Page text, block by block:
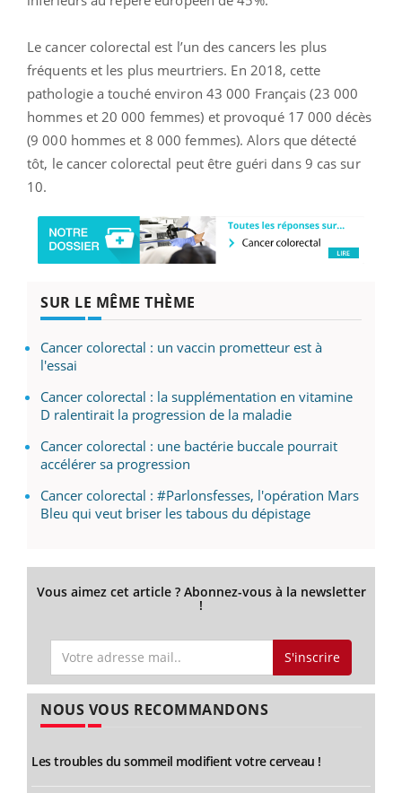
Le cancer colorectal est l’un des cancers les plus
fréquents et les plus meurtriers. En 2018, cette
pathologie a touché environ 43 000 Français (23 000
hommes et 20 000 femmes) et provoqué 17 000 décès
(9 000 hommes et 8 000 femmes). Alors que détecté
tôt, le cancer colorectal peut être guéri dans 9 cas sur
10.
SUR LE MÊME THÈME
Cancer colorectal : un vaccin prometteur est à
l'essai
Cancer colorectal : la supplémentation en vitamine
D ralentirait la progression de la maladie
Cancer colorectal : une bactérie buccale pourrait
accélérer sa progression
Cancer colorectal : #Parlonsfesses, l'opération Mars
Bleu qui veut briser les tabous du dépistage
Vous aimez cet article ? Abonnez-vous à la newsletter
!
S'inscrire
NOUS VOUS RECOMMANDONS
Les troubles du sommeil modifient votre cerveau !